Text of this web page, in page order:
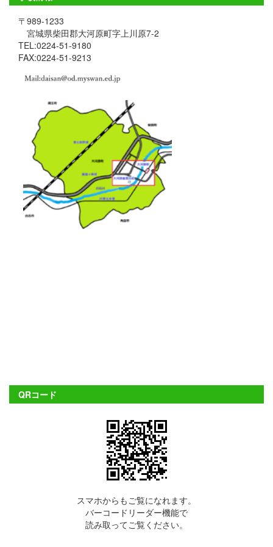
〒989-1233
宮城県柴田郡大河原町字上川原7-2
TEL:0224-51-9180
FAX:0224-51-9213
QRコード
スマホからもご覧になれます。
バーコードリーダー機能で
読み取ってご覧ください。